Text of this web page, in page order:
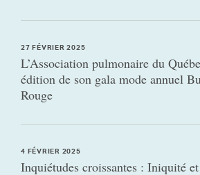
27 FÉVRIER 2025
L’Association pulmonaire du
édition de son gala mode annuel
Rouge
4 FÉVRIER 2025
Inquiétudes croissantes : Iniquité